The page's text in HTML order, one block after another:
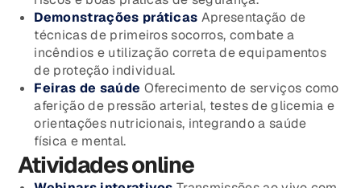
Demonstrações práticas Apresentação de
técnicas de primeiros socorros, combate a
incêndios e utilização correta de equipamentos
de proteção individual.
Feiras de saúde Oferecimento de serviços como
aferição de pressão arterial, testes de glicemia e
orientações nutricionais, integrando a saúde
física e mental.
Atividades online